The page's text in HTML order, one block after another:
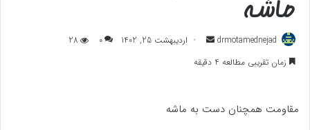
ماشه
drmotamednejad
ارسال
به
اردیبهشت 25, 1402 0
28
زمان تقریبی مطالعه 4 دقیقه
مقاومت همچنان دست به ماشه